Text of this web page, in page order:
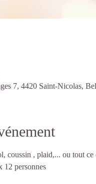
7, 4420 Saint-Nicolas,
coussin , plaid,... ou tout ce
12 personnes